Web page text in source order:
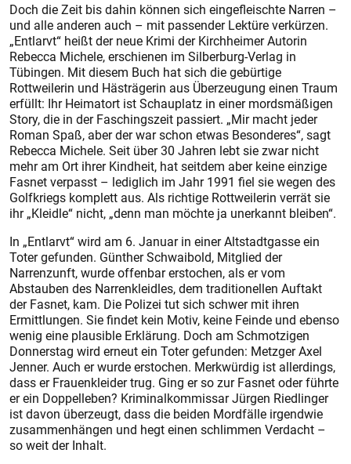
Doch die Zeit bis dahin können sich eingefleischte Narren –
und alle anderen auch – mit passender Lektüre verkürzen.
„Entlarvt“ heißt der neue Krimi der Kirchheimer Autorin
Rebecca Michele, erschienen im Silberburg-Verlag in
Tübingen. Mit diesem Buch hat sich die gebürtige
Rottweilerin und Hästrägerin aus Überzeugung einen Traum
erfüllt: Ihr Heimatort ist Schauplatz in einer mordsmäßigen
Story, die in der Faschingszeit passiert. „Mir macht jeder
Roman Spaß, aber der war schon etwas Besonderes“, sagt
Rebecca Michele. Seit über 30 Jahren lebt sie zwar nicht
mehr am Ort ihrer Kindheit, hat seitdem aber keine einzige
Fasnet verpasst – lediglich im Jahr 1991 fiel sie wegen des
Golfkriegs komplett aus. Als richtige Rottweilerin verrät sie
ihr „Kleidle“ nicht, „denn man möchte ja unerkannt bleiben“.
In „Entlarvt“ wird am 6. Januar in einer Altstadtgasse ein
Toter gefunden. Günther Schwaibold, Mitglied der
Narrenzunft, wurde offenbar erstochen, als er vom
Abstauben des Narrenkleidles, dem traditionellen Auftakt
der Fasnet, kam. Die Polizei tut sich schwer mit ihren
Ermittlungen. Sie findet kein Motiv, keine Feinde und ebenso
wenig eine plausible Erklärung. Doch am Schmotzigen
Donnerstag wird erneut ein Toter gefunden: Metzger Axel
Jenner. Auch er wurde erstochen. Merkwürdig ist allerdings,
dass er Frauenkleider trug. Ging er so zur Fasnet oder führte
er ein Doppelleben? Kriminalkommissar Jürgen Riedlinger
ist davon überzeugt, dass die beiden Mordfälle irgendwie
zusammenhängen und hegt einen schlimmen Verdacht –
so weit der Inhalt.